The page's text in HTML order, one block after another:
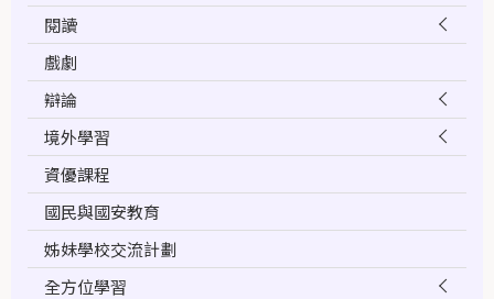
閱讀
戲劇
辯論
境外學習
資優課程
國民與國安教育
姊妹學校交流計劃
全方位學習